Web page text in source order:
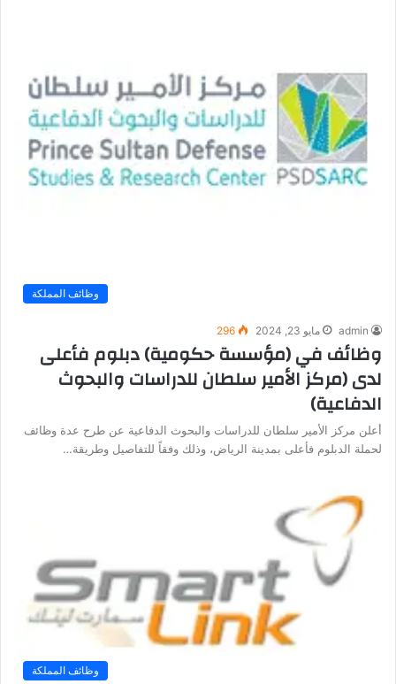
وظائف المملكة
admin مايو 23, 2024 296
وظائف في (مؤسسة حكومية) دبلوم فأعلى
لدى (مركز الأمير سلطان للدراسات والبحوث
الدفاعية)
أعلن مركز الأمير سلطان للدراسات والبحوث الدفاعية عن طرح عدة وظائف
لحملة الدبلوم فأعلى بمدينة الرياض، وذلك وفقاً للتفاصيل وطريقة…
وظائف المملكة